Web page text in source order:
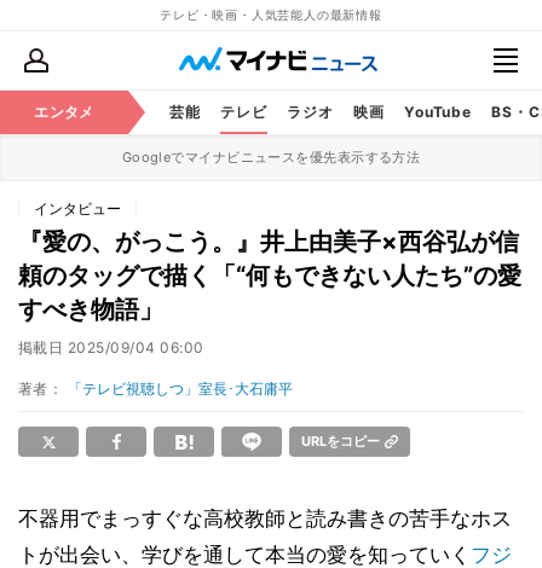
テレビ・映画・人気芸能人の最新情報
エンタメ 芸能 テレビ ラジオ 映画 YouTube BS・
Googleでマイナビニュースを優先表示する方法
インタビュー
『愛の、がっこう。』井上由美子×西谷弘が信
頼のタッグで描く「“何もできない人たち”の愛
すべき物語」
掲載日 2025/09/04 06:00
著者： 「テレビ視聴しつ」室長･大石庸平
URLをコピー
不器用でまっすぐな高校教師と読み書きの苦手なホス
トが出会い、学びを通して本当の愛を知っていく フジ